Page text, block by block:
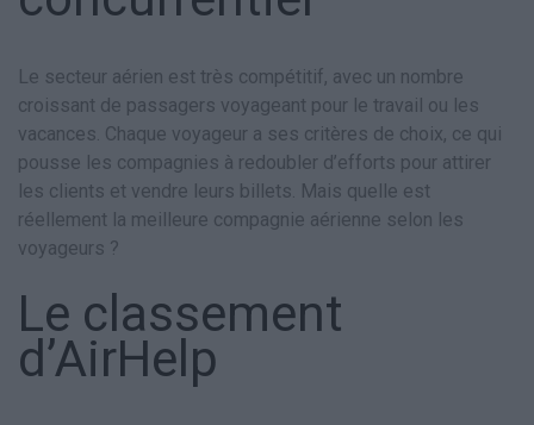
Le secteur aérien est très compétitif, avec un nombre
croissant de passagers voyageant pour le travail ou les
vacances. Chaque voyageur a ses critères de choix, ce qui
pousse les compagnies à redoubler d’efforts pour attirer
les clients et vendre leurs billets. Mais quelle est
réellement la meilleure compagnie aérienne selon les
voyageurs ?
Le classement
d’AirHelp